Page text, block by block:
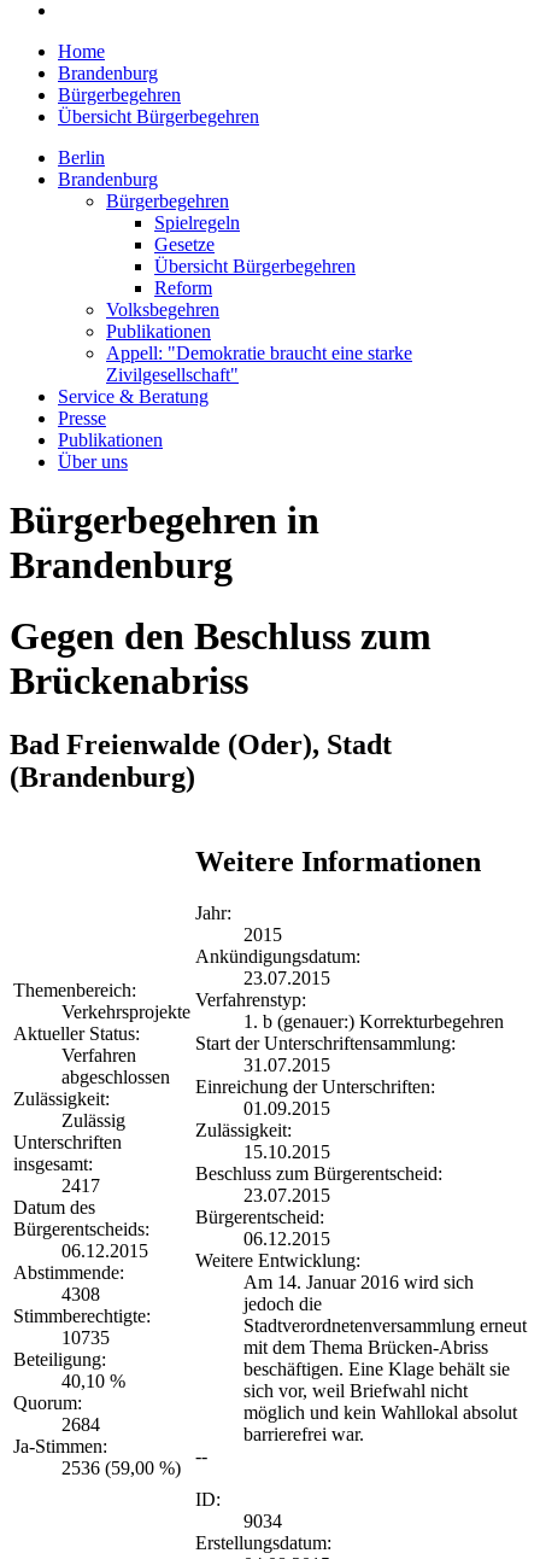
Home
Brandenburg
Bürgerbegehren
Übersicht Bürgerbegehren
Berlin
Brandenburg
Bürgerbegehren
Spielregeln
Gesetze
Übersicht Bürgerbegehren
Reform
Volksbegehren
Publikationen
Appell: "Demokratie braucht eine starke
Zivilgesellschaft"
Service & Beratung
Presse
Publikationen
Über uns
Bürgerbegehren in
Brandenburg
Gegen den Beschluss zum
Brückenabriss
Bad Freienwalde (Oder), Stadt
(Brandenburg)
Themenbereich:
Verkehrsprojekte
Aktueller Status:
Verfahren
abgeschlossen
Zulässigkeit:
Zulässig
Unterschriften
insgesamt:
2417
Datum des
Bürgerentscheids:
06.12.2015
Abstimmende:
4308
Stimmberechtigte:
10735
Beteiligung:
40,10 %
Quorum:
2684
Ja-Stimmen:
2536 (59,00 %)
Weitere Informationen
Jahr:
2015
Ankündigungsdatum:
23.07.2015
Verfahrenstyp:
1. b (genauer:) Korrekturbegehren
Start der Unterschriftensammlung:
31.07.2015
Einreichung der Unterschriften:
01.09.2015
Zulässigkeit:
15.10.2015
Beschluss zum Bürgerentscheid:
23.07.2015
Bürgerentscheid:
06.12.2015
Weitere Entwicklung:
Am 14. Januar 2016 wird sich
jedoch die
Stadtverordnetenversammlung erneut
mit dem Thema Brücken-Abriss
beschäftigen. Eine Klage behält sie
sich vor, weil Briefwahl nicht
möglich und kein Wahllokal absolut
barrierefrei war.
--
ID:
9034
Erstellungsdatum: